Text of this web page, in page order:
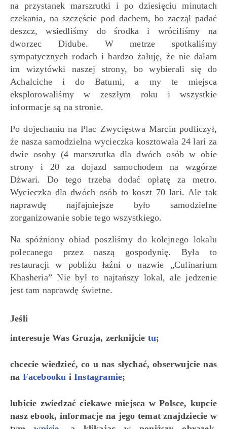
na przystanek marszrutki i po dziesięciu minutach
czekania, na szczęście pod dachem, bo zaczął padać
deszcz, wsiedliśmy do środka i wróciliśmy na
dworzec Didube. W metrze spotkaliśmy
sympatycznych rodach i bardzo żałuję, że nie dałam
im wizytówki naszej strony, bo wybierali się do
Achalciche i do Batumi, a my te miejsca
eksplorowaliśmy w zeszłym roku i wszystkie
informacje są na stronie.
Po dojechaniu na Plac Zwycięstwa Marcin podliczył,
że nasza samodzielna wycieczka kosztowała 24 lari za
dwie osoby (4 marszrutka dla dwóch osób w obie
strony i 20 za dojazd samochodem na wzgórze
Dżwari. Do tego trzeba dodać opłatę za metro.
Wycieczka dla dwóch osób to koszt 70 lari. Ale tak
naprawdę najfajniejsze było samodzielne
zorganizowanie sobie tego wszystkiego.
Na spóźniony obiad poszliśmy do kolejnego lokalu
polecanego przez naszą gospodynię. Była to
restauracji w pobliżu łaźni o nazwie „Culinarium
Khasheria” Nie był to najtańszy lokal, ale jedzenie
jest tam naprawdę świetne.
Jeśli
interesuje Was Gruzja, zerknijcie tu;
chcecie wiedzieć, co u nas słychać, obserwujcie nas
na Facebooku iInstagramie;
lubicie zwiedzać ciekawe miejsca w Polsce, kupcie
nasz ebook, informacje na jego temat znajdziecie w